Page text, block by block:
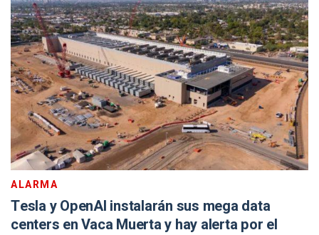
ALARMA
Tesla y OpenAI instalarán sus mega data
centers en Vaca Muerta y hay alerta por el